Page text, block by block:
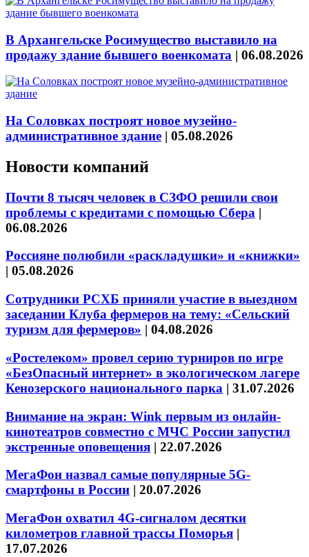
В Архангельске Росимущество выставило на
продажу здание бывшего военкомата | 06.08.2026
На Соловках построят новое музейно-
административное здание | 05.08.2026
Новости компаний
Почти 8 тысяч человек в СЗФО решили свои
проблемы с кредитами с помощью Сбера |
06.08.2026
Россияне полюбили «раскладушки» и «книжки»
| 05.08.2026
Сотрудники РСХБ приняли участие в выездном
заседании Клуба фермеров на тему: «Сельский
туризм для фермеров» | 04.08.2026
«Ростелеком» провел серию турниров по игре
«БезОпасный интернет» в экологическом лагере
Кенозерского национального парка | 31.07.2026
Внимание на экран: Wink первым из онлайн-
кинотеатров совместно с МЧС России запустил
экстренные оповещения | 22.07.2026
МегаФон назвал самые популярные 5G-
смартфоны в России | 20.07.2026
МегаФон охватил 4G-сигналом десятки
километров главной трассы Поморья |
17.07.2026